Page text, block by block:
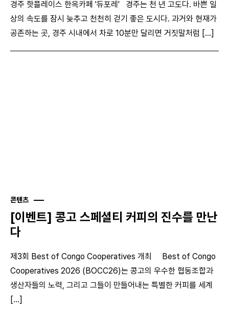
경주 핫플레이스 한옥카페 '듀포레' 경주는 천 년 고도다. 바쁜 일
상의 속도를 잠시 늦추고 천천히 걷기 좋은 도시다. 과거와 현재가
공존하는 곳, 경주 시내에서 차로 10분만 달리면 거짓말처럼 [...]
콘텐츠
[이벤트] 콩고 스페셜티 커피의 진수를 만난
다
제3회 Best of Congo Cooperatives 개최 Best of Congo
Cooperatives 2026 (BOCC26)는 콩고의 우수한 협동조합과
생산자들의 노력, 그리고 그들이 만들어내는 특별한 커피를 세계
[...]